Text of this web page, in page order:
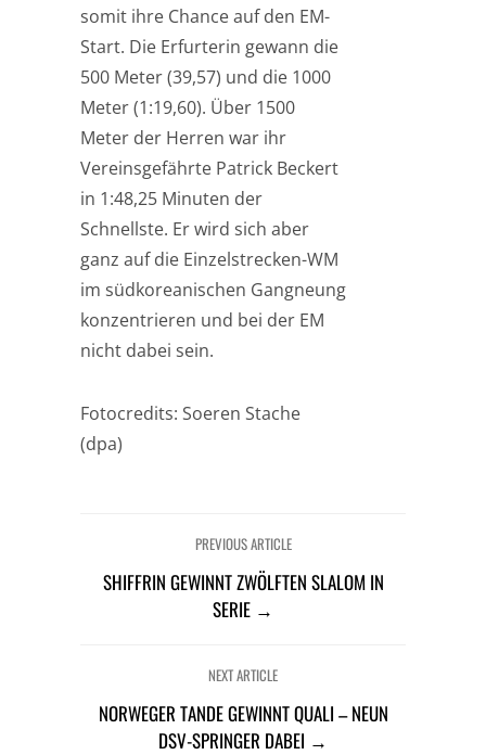
somit ihre Chance auf den EM-
Start. Die Erfurterin gewann die
500 Meter (39,57) und die 1000
Meter (1:19,60). Über 1500
Meter der Herren war ihr
Vereinsgefährte Patrick Beckert
in 1:48,25 Minuten der
Schnellste. Er wird sich aber
ganz auf die Einzelstrecken-WM
im südkoreanischen Gangneung
konzentrieren und bei der EM
nicht dabei sein.
Fotocredits: Soeren Stache
(dpa)
PREVIOUS ARTICLE
SHIFFRIN GEWINNT ZWÖLFTEN SLALOM IN
SERIE →
NEXT ARTICLE
NORWEGER TANDE GEWINNT QUALI – NEUN
DSV-SPRINGER DABEI →